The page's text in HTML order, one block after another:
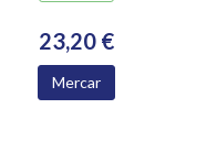
23,20 €
Mercar